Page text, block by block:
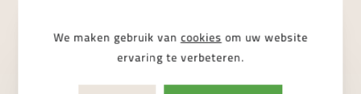
We maken gebruik van cookies om uw website
ervaring te verbeteren.